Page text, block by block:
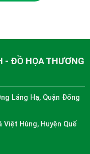
- ĐỒ HỌA THƯƠNG
Láng Hạ, Quận Đống
Việt Hùng, Huyện Quế